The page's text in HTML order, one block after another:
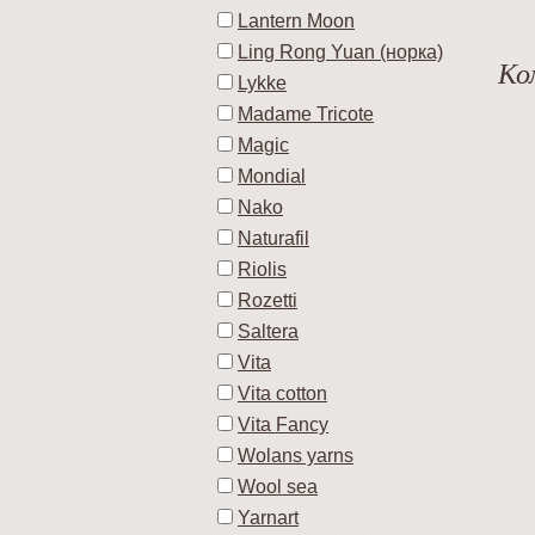
Lantern Moon
Ling Rong Yuan (норка)
Lykke
Madame Tricote
Magic
Mondial
Nako
Naturafil
Riolis
Rozetti
Saltera
Vita
Vita cotton
Vita Fancy
Wolans yarns
Wool sea
Yarnart